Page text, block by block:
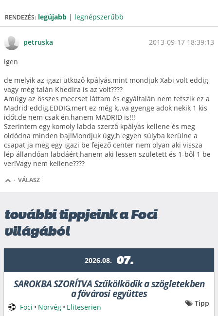
RENDEZÉS: legújabb | legnépszerűbb
petruska 2013-09-17 18:39:13
igen
de melyik az igazi ütköző kpályás,mint mondjuk Xabi volt eddig
vagy még talán Khedira is az volt????
Amúgy az összes meccset láttam és egyáltalán nem tetszik ez a
Madrid eddig,EDDIG,mert ez még k..va gyenge adok nekik 1 kis
időt,de nem csak én,hanem MADRID is!!!
Szerintem egy komoly labda szerző kpályás kellene és meg
oldódna minden baj!Mondjuk úgy,h egyen súlyba kerülne a
csapat ja meg egy igazi be fejező center nem olyan aki vissza
lép állandóan labdáért,hanem aki lessen született és 1-ből 1 be
ver!Vagy nem kellene????
· VÁLASZ
további tippjeink a Foci
világából
2026.08. 07.
SAROKBA SZORÍTVA Szűkölködik a szögletekben
a fővárosi együttes
Foci • Norvég • Eliteserien Tipp